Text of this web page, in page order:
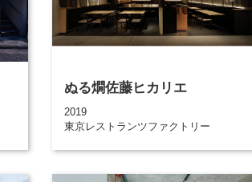
ぬる燗佐藤ヒカリエ
2019
東京レストランツファクトリー